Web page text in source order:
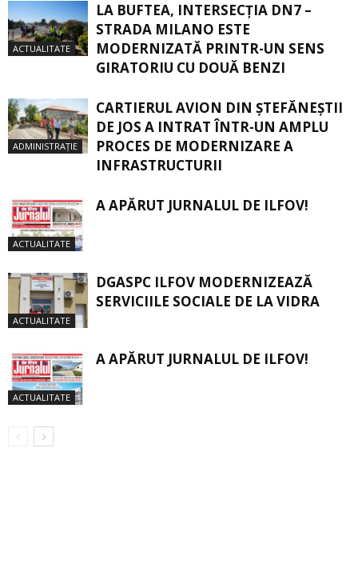
ACTUALITATE
LA BUFTEA, INTERSECŢIA DN7 –
STRADA MILANO ESTE
MODERNIZATĂ PRINTR-UN SENS
GIRATORIU CU DOUĂ BENZI
ADMINISTRAȚIE
CARTIERUL AVION DIN ŞTEFĂNEŞTII
DE JOS A INTRAT ÎNTR-UN AMPLU
PROCES DE MODERNIZARE A
INFRASTRUCTURII
ACTUALITATE
A APĂRUT JURNALUL DE ILFOV!
ACTUALITATE
DGASPC ILFOV MODERNIZEAZĂ
SERVICIILE SOCIALE DE LA VIDRA
ACTUALITATE
A APĂRUT JURNALUL DE ILFOV!